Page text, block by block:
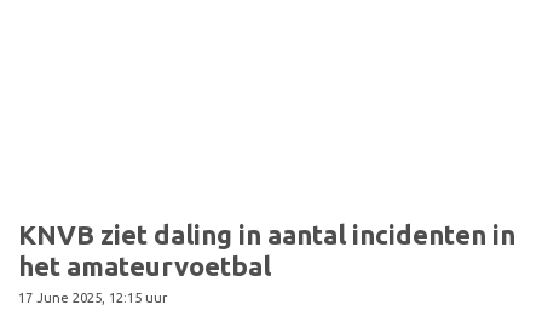
KNVB ziet daling in aantal incidenten in
het amateurvoetbal
17 June 2025, 12:15 uur